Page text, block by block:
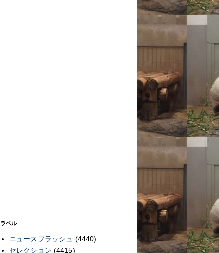
ラベル
ニュースフラッシュ (4440)
セレクション (4415)